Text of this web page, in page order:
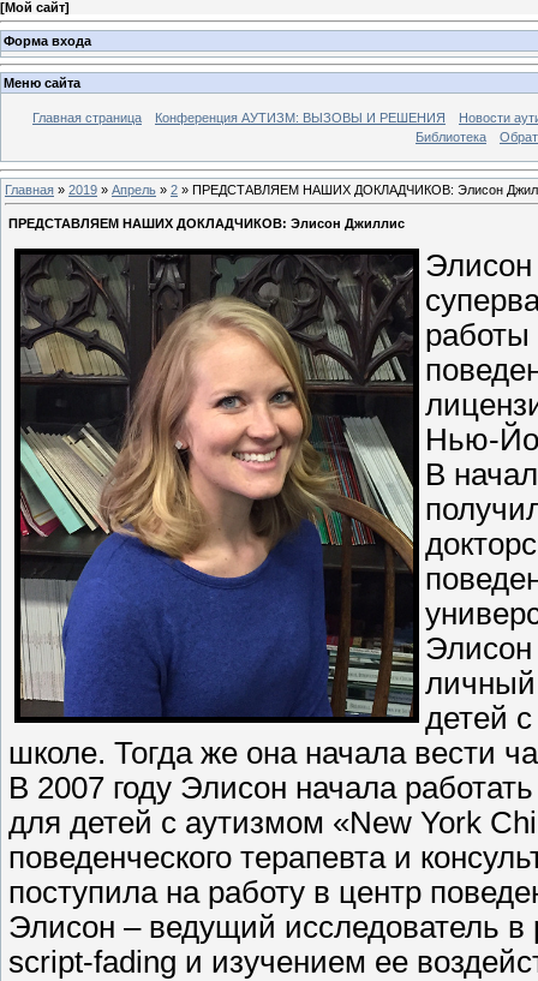
[Мой сайт]
Форма входа
Меню сайта
Главная страница Конференция АУТИЗМ: ВЫЗОВЫ И РЕШЕНИЯ
Новости
Библиотека
Главная » 2019 » Апрель » 2 » ПРЕДСТАВЛЯЕМ НАШИХ ДОКЛАДЧИКОВ: Элисон
ПРЕДСТАВЛЯЕМ НАШИХ ДОКЛАДЧИКОВ: Элисон Джиллис
работы
Нью-
В
Элисон
детей
школе. Тогда же она начала вести
В 2007 году Элисон начала
для детей с аутизмом «New York
поведенческого терапевта и
поступила на работу в центр
Элисон – ведущий исследователь в
script-fading и изучением ее